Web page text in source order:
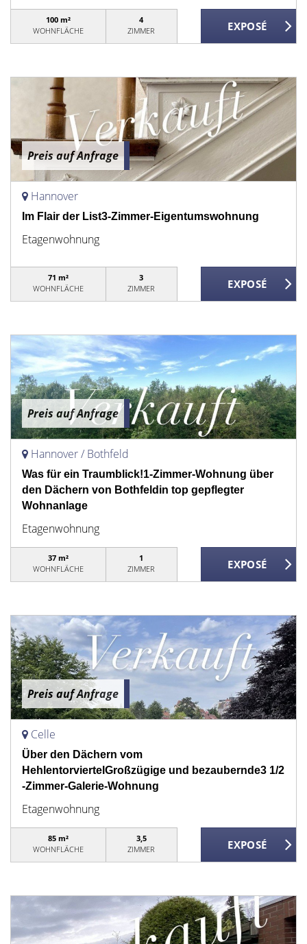
100 m²
WOHNFLÄCHE
4
ZIMMER
Preis auf Anfrage
Hannover
Im Flair der List3-Zimmer-Eigentumswohnung
Etagenwohnung
71 m²
WOHNFLÄCHE
3
ZIMMER
Preis auf Anfrage
Hannover / Bothfeld
Was für ein Traumblick!1-Zimmer-Wohnung über
den Dächern von Bothfeldin top gepflegter
Wohnanlage
Etagenwohnung
37 m²
WOHNFLÄCHE
1
ZIMMER
Preis auf Anfrage
Celle
Über den Dächern vom
HehlentorviertelGroßzügige und bezaubernde3 1/2
-Zimmer-Galerie-Wohnung
Etagenwohnung
85 m²
WOHNFLÄCHE
3,5
ZIMMER